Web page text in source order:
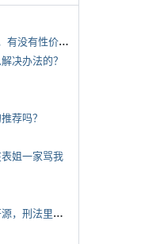
*
想请教有经验的蛋友，想给媳妇7夕买个跳蛋，有没有性价比高的推荐
决办法的？
荐吗？
姐一家骂我
*
有啥搞钱的路子吗，开源节流都行，主要是开源，刑法里的咱不做